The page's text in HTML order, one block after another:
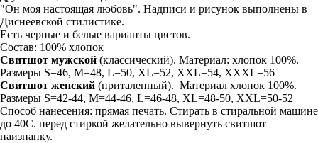
"Он моя настоящая любовь". Надписи и рисунок выполнены в
Диснеевской стилистике.
Есть черные и белые варианты цветов.
Состав: 100% хлопок
Свитшот мужской (классический). Материал: хлопок 100%.
Размеры S=46, M=48, L=50, XL=52, XXL=54, XXXL=56
Свитшот женский (приталенный). Материал хлопок 100%.
Размеры S=42-44, M=44-46, L=46-48, XL=48-50, XXL=50-52
Способ нанесения: прямая печать. Стирать в стиральной машине
до 40С. перед стиркой желательно вывернуть свитшот
наизнанку.